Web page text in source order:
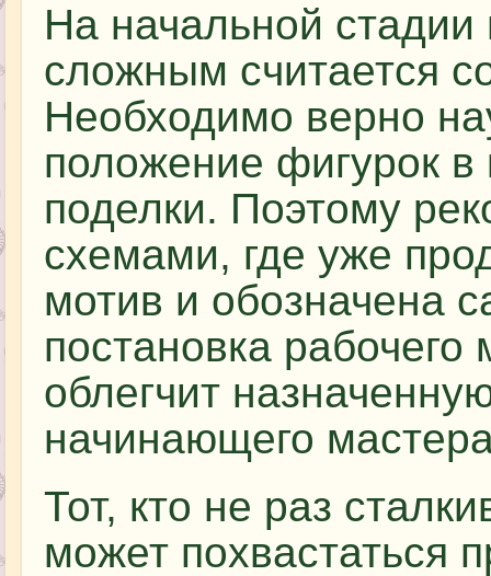
На начальной
сложным считается
Необходимо верно
положение фигурок в
поделки. Поэтому
схемами, где уже
мотив и обозначена
постановка
облегчит
начинающего
Тот, кто не раз
может похвастаться